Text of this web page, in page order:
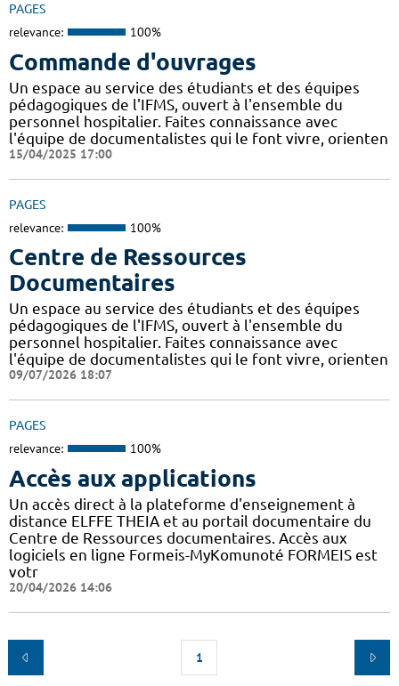
PAGES
relevance: 100%
Commande d'ouvrages
Un espace au service des étudiants et des équipes
pédagogiques de l'IFMS, ouvert à l'ensemble du
personnel hospitalier. Faites connaissance avec
l'équipe de documentalistes qui le font vivre, orienten
15/04/2025 17:00
PAGES
relevance: 100%
Centre de Ressources
Documentaires
Un espace au service des étudiants et des équipes
pédagogiques de l'IFMS, ouvert à l'ensemble du
personnel hospitalier. Faites connaissance avec
l'équipe de documentalistes qui le font vivre, orienten
09/07/2026 18:07
PAGES
relevance: 100%
Accès aux applications
Un accès direct à la plateforme d'enseignement à
distance ELFFE THEIA et au portail documentaire du
Centre de Ressources documentaires. Accès aux
logiciels en ligne Formeis-MyKomunoté FORMEIS est
votr
20/04/2026 14:06
1